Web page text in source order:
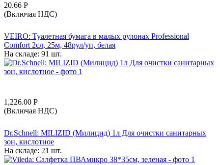
20.66 Р
(Включая НДС)
VEIRO: Туалетная бумага в малых рулонах Professional
Comfort 2сл, 25м, 48рул/уп, белая
На складе: 91 шт.
1,226.00 Р
(Включая НДС)
Dr.Schnell: MILIZID (Милицид) 1л Для очистки санитарных
зон, кислотное
На складе: 21 шт.